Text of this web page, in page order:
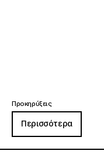
Προκηρύξεις
Περισσότερα